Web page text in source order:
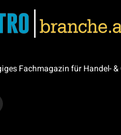
Fachmagazin für Handel- &